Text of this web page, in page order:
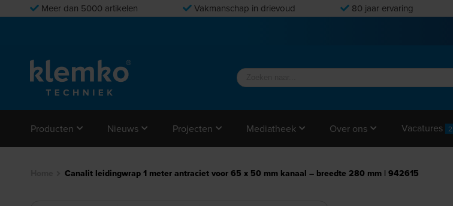
Meer dan 5000 artikelen Vakmanschap in drievoud 80 jaar ervaring
Producten Nieuws Projecten Mediatheek Over ons Vacatures 2
Canalit leidingwrap 1 meter antraciet voor 65 x 50 mm kanaal – breedte 280 mm | 942615